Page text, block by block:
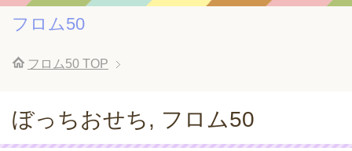
フロム50
フロム50 TOP
ぼっちおせち, フロム50